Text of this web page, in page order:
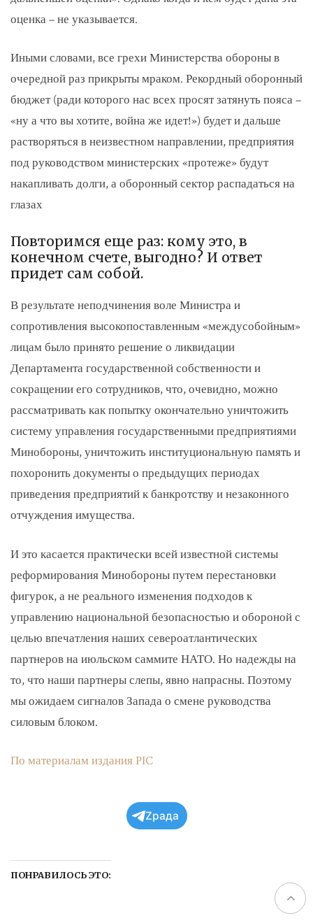
оценка – не указывается.
Иными словами, все грехи Министерства обороны в
очередной раз прикрыты мраком. Рекордный оборонный
бюджет (ради которого нас всех просят затянуть пояса –
«ну а что вы хотите, война же идет!») будет и дальше
растворяться в неизвестном направлении, предприятия
под руководством министерских «протеже» будут
накапливать долги, а оборонный сектор распадаться на
глазах
Повторимся еще раз: кому это, в
конечном счете, выгодно? И ответ
придет сам собой.
В результате неподчинения воле Министра и
сопротивления высокопоставленным «междусобойным»
лицам было принято решение о ликвидации
Департамента государственной собственности и
сокращении его сотрудников, что, очевидно, можно
рассматривать как попытку окончательно уничтожить
систему управления государственными предприятиями
Минобороны, уничтожить институциональную память и
похоронить документы о предыдущих периодах
приведения предприятий к банкротству и незаконного
отчуждения имущества.
И это касается практически всей известной системы
реформирования Минобороны путем перестановки
фигурок, а не реального изменения подходов к
управлению национальной безопасностью и обороной с
целью впечатления наших североатлантических
партнеров на июльском саммите НАТО. Но надежды на
то, что наши партнеры слепы, явно напрасны. Поэтому
мы ожидаем сигналов Запада о смене руководства
силовым блоком.
По материалам издания PIC
Zрада
ПОНРАВИЛОСЬ ЭТО: